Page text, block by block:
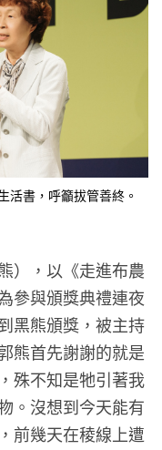
活書，呼籲拔管善終。
），以《走進布農
參與頒獎典禮連夜
黑熊頒獎，被主持
熊首先謝謝的就是
殊不知是牠引著我
。沒想到今天能有
前幾天在稜線上遭